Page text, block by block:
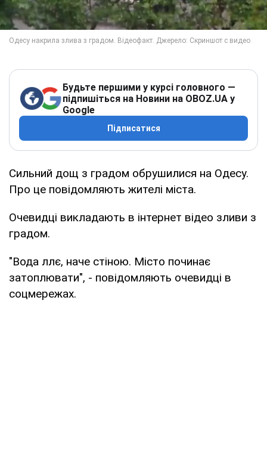
Будьте першими у курсі головного —
підпишіться на Новини на OBOZ.UA у
Google
Підписатися
Сильний дощ з градом обрушилися на Одесу.
Про це повідомляють жителі міста.
Очевидці викладають в інтернет відео зливи з
градом.
"Вода ллє, наче стіною. Місто починає
затоплювати", - повідомляють очевидці в
соцмережах.